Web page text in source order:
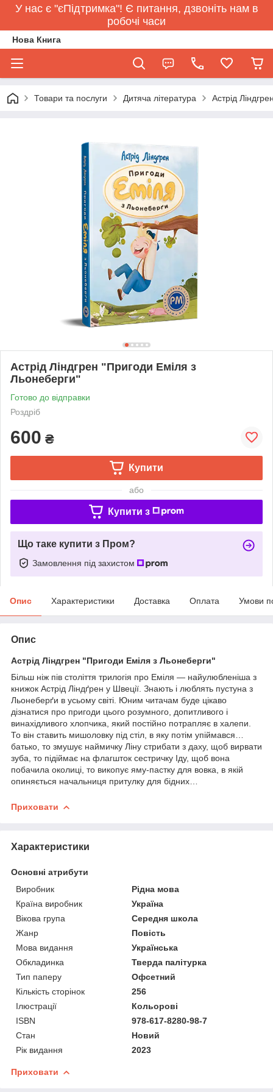
У нас є "єПідтримка"! Є питання, дзвоніть нам в
робочі часи
Нова Книга
Товари та послуги Дитяча література Астрід
Астрід Ліндгрен "Пригоди Еміля з
Льонеберги"
Готово до відправки
Роздріб
600 ₴
Купити
або
Купити з
Що таке купити з Пром?
Замовлення під захистом
Опис Характеристики Доставка Оплата Умови
Опис
Астрід Ліндгрен "Пригоди Еміля з Льонеберги"
Більш ніж пів століття трилогія про Еміля — найулюбленіша з
книжок Астрід Ліндґрен у Швеції. Знають і люблять пустуна з
Льонеберґи в усьому світі. Юним читачам буде цікаво
дізнатися про пригоди цього розумного, допитливого і
винахідливого хлопчика, який постійно потрапляє в халепи.
То він ставить мишоловку під стіл, в яку потім упіймався…
батько, то змушує наймичку Ліну стрибати з даху, щоб вирвати
зуба, то підіймає на флагшток сестричку Іду, щоб вона
побачила околиці, то викопує яму-пастку для вовка, в якій
опиняється начальниця притулку для бідних…
Приховати
Характеристики
Основні атрибути
Виробник
Рідна мова
Країна виробник
Україна
Вікова група
Середня школа
Жанр
Повість
Мова видання
Українська
Обкладинка
Тверда палітурка
Тип паперу
Офсетний
Кількість сторінок
256
Ілюстрації
Кольорові
ISBN
978-617-8280-98-7
Стан
Новий
Рік видання
2023
Приховати